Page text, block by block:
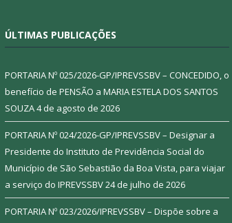
ÚLTIMAS PUBLICAÇÕES
PORTARIA Nº 025/2026-GP/IPREVSSBV – CONCEDIDO, o
benefício de PENSÃO a MARIA ESTELA DOS SANTOS
SOUZA4 de agosto de 2026
PORTARIA Nº 024/2026-GP/IPREVSSBV – Designar a
Presidente do Instituto de Previdência Social do
Município de São Sebastião da Boa Vista, para viajar
a serviço do IPREVSSBV24 de julho de 2026
PORTARIA Nº 023/2026/IPREVSSBV – Dispõe sobre a